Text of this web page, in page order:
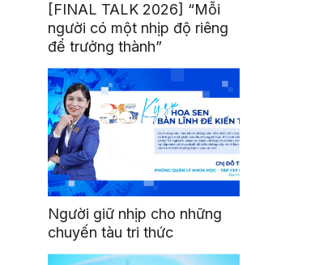
[FINAL TALK 2026] “Mỗi
người có một nhịp độ riêng
để trưởng thành”
Người giữ nhịp cho những
chuyến tàu tri thức